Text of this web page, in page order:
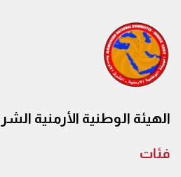
الهيئة الوطنية الأرمنية
فئات